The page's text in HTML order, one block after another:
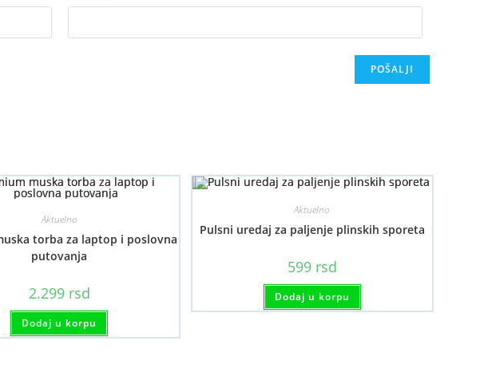
Aktuelno
torba za laptop i poslovna
putovanja
2.299 rsd
Dodaj u korpu
Aktuelno
Pulsni uredaj za paljenje plinskih sporeta
599 rsd
Dodaj u korpu